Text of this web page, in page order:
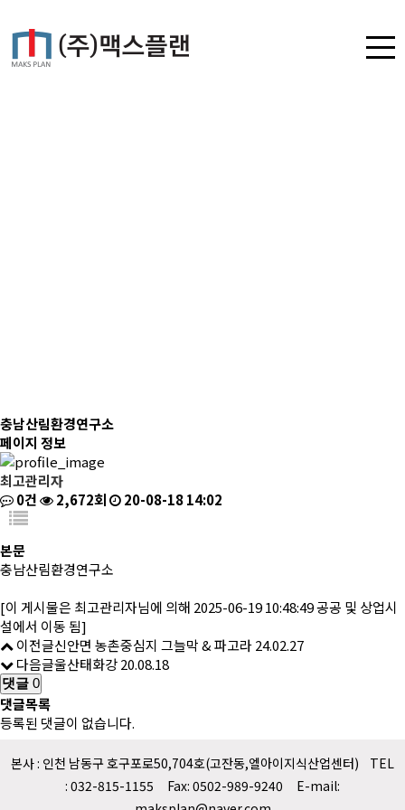
충남산림환경연구소
페이지 정보
최고관리자
0건
2,672회 20-08-18 14:02
본문
충남산림환경연구소
[이 게시물은 최고관리자님에 의해 2025-06-19 10:48:49 공공 및 상업시
설에서 이동 됨]
이전글신안면 농촌중심지 그늘막 & 파고라24.02.27
다음글울산태화강20.08.18
댓글 0
댓글목록
등록된 댓글이 없습니다.
본사 : 인천 남동구 호구포로50,704호(고잔동,엘아이지식산업센터) TEL
: 032-815-1155 Fax: 0502-989-9240 E-mail: